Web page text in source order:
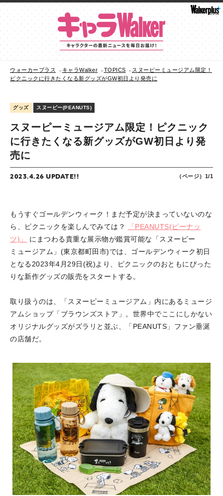
ウォーカープラス キャラWalker TOPICS
スヌーピーミュージアム限定！
ピクニックに行きたくなる新グッズがGW初日より発売に
グッズ スヌーピー(PEANUTS)
スヌーピーミュージアム限定！ピクニック
に行きたくなる新グッズがGW初日より発
売に
2023.4.26 UPDATE!! （ページ）1/1
もうすぐゴールデンウィーク！まだ予定が決まっていないのな
ら、ピクニックを楽しんでみては？
「PEANUTS(ピーナッ
ツ)」
にまつわる貴重な展示物が鑑賞可能な「スヌーピー
ミュージアム」(東京都町田市)では、ゴールデンウィーク初日
となる2023年4月29日(祝)より、ピクニックのおともにぴった
りな新作グッズの販売をスタートする。
取り扱うのは、「スヌーピーミュージアム」内にあるミュージ
アムショップ「ブラウンズストア」。世界中でここにしかない
オリジナルグッズがズラリと並ぶ、「PEANUTS」ファン垂涎
の店舗だ。